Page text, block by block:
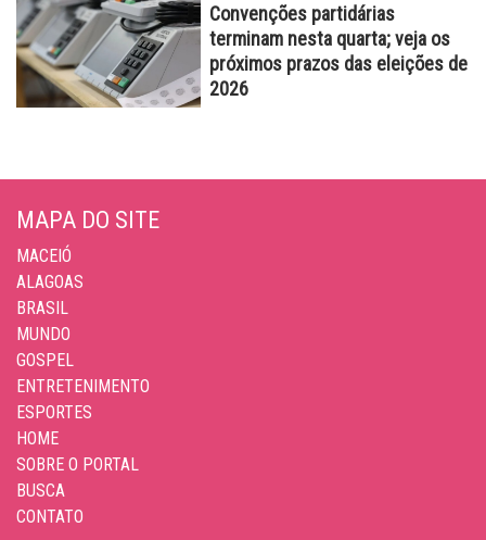
Convenções partidárias
terminam nesta quarta; veja os
próximos prazos das eleições de
2026
MAPA DO SITE
MACEIÓ
ALAGOAS
BRASIL
MUNDO
GOSPEL
ENTRETENIMENTO
ESPORTES
HOME
SOBRE O PORTAL
BUSCA
CONTATO